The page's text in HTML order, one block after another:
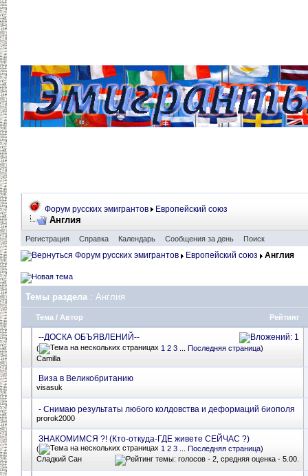
Форум русских эмигрантов Европейский союз
Англия
Регистрация Справка Календарь Сообщения за день Поиск
Форум русских эмигрантов Европейский союз Англия
Темы раздела : Англия
Рейтинг
Тема / Автор
--ДОСКА ОБЪЯВЛЕНИЙ--
( 1 2 3 Последняя страница)
Camilla
Виза в Великобританию
visasuk
- Снимаю результаты любого колдовства и деформаций биополя
prorok2000
ЗНАКОМИМСЯ ?! (Кто-откуда-ГДЕ живете СЕЙЧАС ?)
( 1 2 3 Последняя страница)
Сладкий Сан